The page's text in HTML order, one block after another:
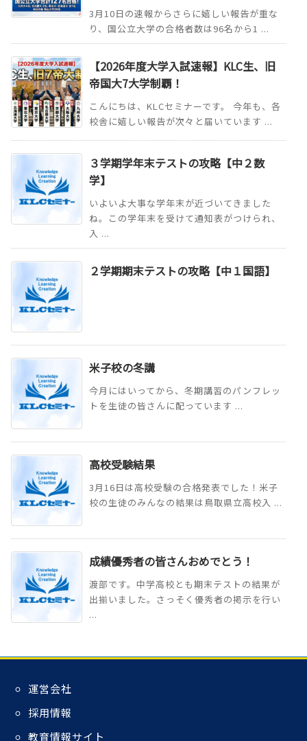
3月10日の速報からさらに嬉しい報告が重な
り、国公立大学の合格者数は96名から1 ...
【2026年度大学入試速報】KLC生、旧
帝国大7大学制覇！
こんにちは、KLCセミナーです。 今年も、各
校舎に嬉しい報告が次々と届いています ...
３学期学年末テストの攻略【中２数
学】
いよいよ大事な学年末が近づいてきました
ね。この学年末を受けて通知表がつけられ、
入 ...
２学期期末テストの攻略【中１国語】
米子校の冬講
今月にはいってから、冬期講習のパンフレッ
トを生徒の皆さんに配っています ...
高校受験結果
3月16日は高校受験の合格発表でした！米子
校の生徒のみんなの結果は鳥取県立高校入 ...
成績優秀者の皆さんおめでとう！
渡部です。中学高校とも期末テストの結果が
出揃いました。さっそく優秀者の掲示を行い
...
運営会社
採用情報
教育情報サイト